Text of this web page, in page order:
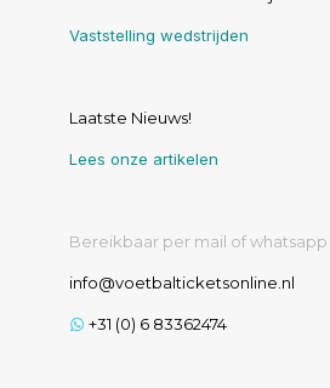
Vaststelling wedstrijden
Laatste Nieuws!
Lees onze artikelen
Bereikbaar per mail of whatsapp
info@voetbalticketsonline.nl
+31 (0) 6 83362474